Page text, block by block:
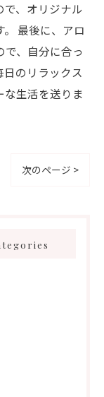
、オリジナル
最後に、アロ
、自分に合っ
のリラックス
な生活を送りま
次のページ >